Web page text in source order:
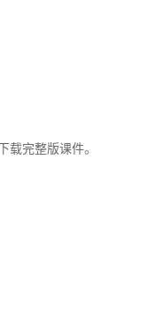
载完整版课件。